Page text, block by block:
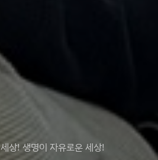
상! 생명이 자유로운 세상!